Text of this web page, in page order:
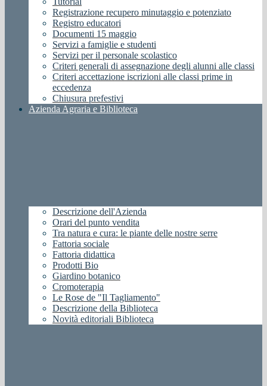
Registrazione recupero minutaggio e potenziato
Registro educatori
Documenti 15 maggio
Servizi a famiglie e studenti
Servizi per il personale scolastico
Criteri generali di assegnazione degli alunni alle classi
Criteri accettazione iscrizioni alle classi prime in
eccedenza
Chiusura prefestivi
Azienda Agraria e Biblioteca
Descrizione dell'Azienda
Orari del punto vendita
Tra natura e cura: le piante delle nostre serre
Fattoria sociale
Fattoria didattica
Prodotti Bio
Giardino botanico
Cromoterapia
Le Rose de "Il Tagliamento"
Descrizione della Biblioteca
Novità editoriali Biblioteca